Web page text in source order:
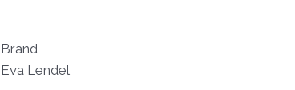
Brand
Eva Lendel